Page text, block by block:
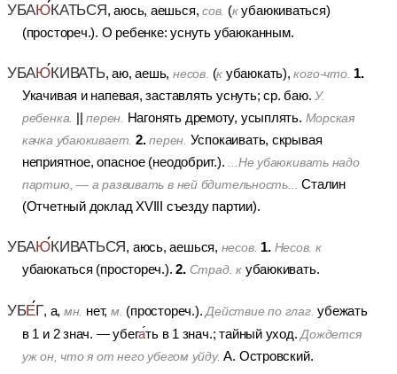
УБАЮКАТЬСЯ, аюсь, аешься,сов. (кубаюкиваться)
(простореч.). О ребенке: уснуть убаюканным.
УБАЮКИВАТЬ, аю, аешь,несов. (к убаюкать),кого-что. 1.
Укачивая и напевая, заставлять уснуть; ср. баю. У.
ребенка.
||перен. Нагонять дремоту, усыплять. Морская
качка убаюкивает. 2. перен. Успокаивать, скрывая
неприятное, опасное (неодобрит.).
...Не убаюкивать надо
партию, — а развивать в ней бдительность...
Сталин
(Отчетный доклад XVIII съезду партии).
УБАЮКИВАТЬСЯ, аюсь, аешься, несов. 1. Несов. к
убаюкаться (простореч.). 2. Страд. кубаюкивать.
УБЕГ, а, мн. нет, м. (простореч.).Действие по глаг. убежать
в 1 и 2 знач. — убегать в 1 знач.; тайный уход. Дождется
уж он, что я от него убегом уйду. А. Островский.